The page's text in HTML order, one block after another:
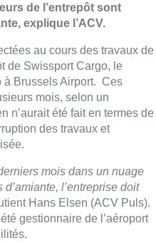
de l’entrepôt sont
explique l’ACV.
au cours des travaux de
de Swissport Cargo, le
à Brussels Airport. Ces
mois, selon un
n’aurait été fait en termes de
des travaux et
mois dans un nuage
l’entreprise doit
Hans Elsen (ACV Puls).
gestionnaire de l’aéroport